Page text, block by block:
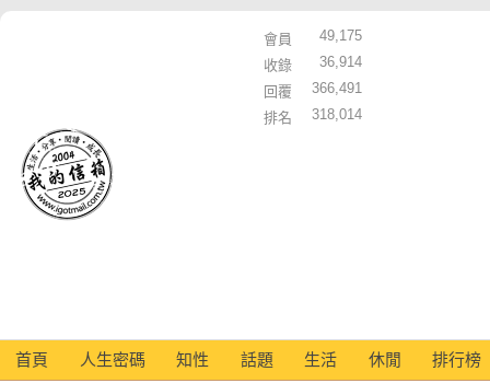
會員
49,175
收錄
36,914
回覆
366,491
排名
318,014
首頁 人生密碼 知性 話題 生活 休閒 排行榜